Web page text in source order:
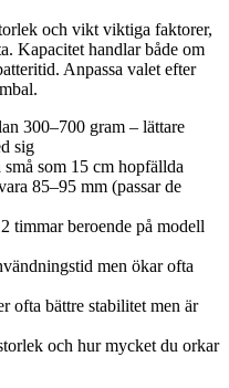
och vikt viktiga faktorer,
Kapacitet handlar både om
Anpassa valet efter
300–700 gram – lättare
sig
som 15 cm hopfällda
85–95 mm (passar de
timmar beroende på modell
men ökar ofta
ofta bättre stabilitet men är
och hur mycket du orkar